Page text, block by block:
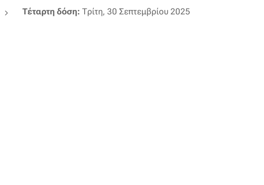
Τέταρτη δόση: Τρίτη, 30 Σεπτεμβρίου 2025